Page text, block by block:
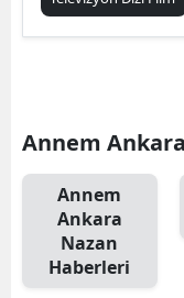
Annem
Annem
Ankara
Nazan
Haberleri